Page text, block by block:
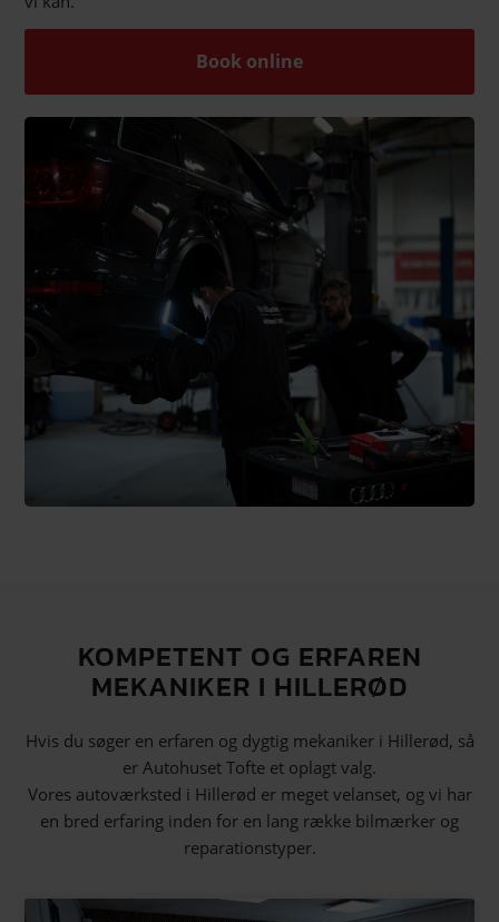
Book online
KOMPETENT OG ERFAREN
MEKANIKER I HILLERØD
Hvis du søger en erfaren og dygtig mekaniker i Hillerød, så
er Autohuset Tofte et oplagt valg.
Vores autoværksted i Hillerød er meget velanset, og vi har
en bred erfaring inden for en lang række bilmærker og
reparationstyper.